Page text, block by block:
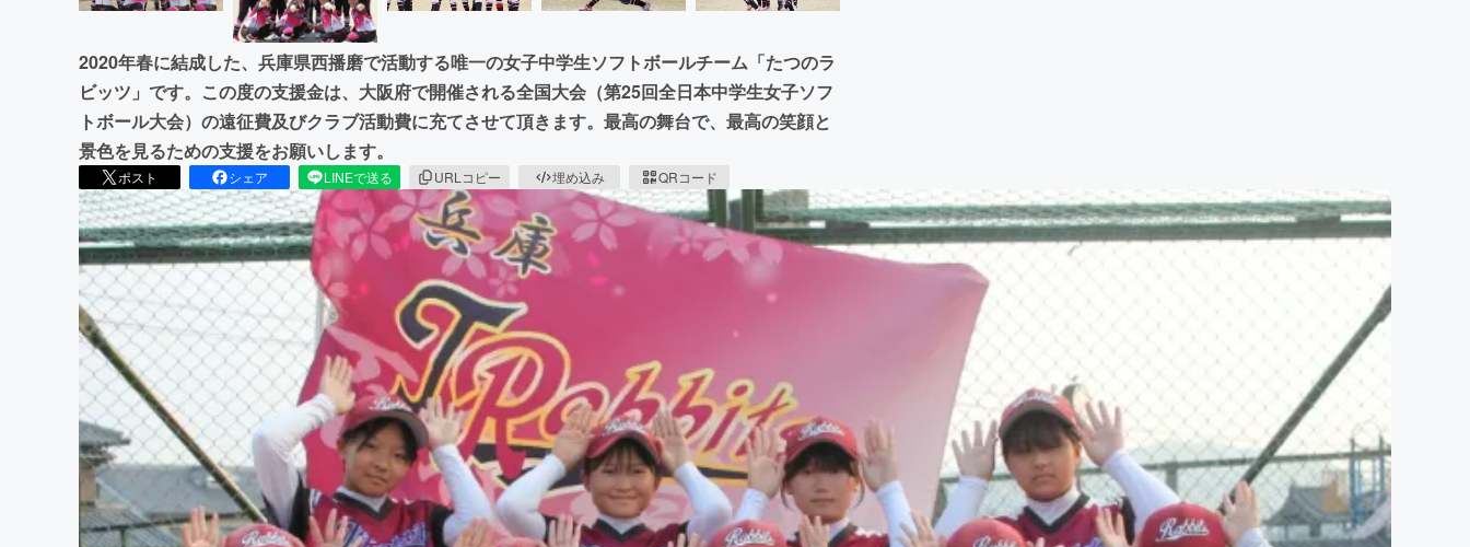
2020年春に結成した、兵庫県西播磨で活動する唯一の女子中学生ソフトボールチーム「たつのラ
ビッツ」です。この度の支援金は、大阪府で開催される全国大会（第25回全日本中学生女子ソフ
トボール大会）の遠征費及びクラブ活動費に充てさせて頂きます。最高の舞台で、最高の笑顔と
景色を見るための支援をお願いします。
ポスト シェア LINEで送る URLコピー 埋め込み QRコード